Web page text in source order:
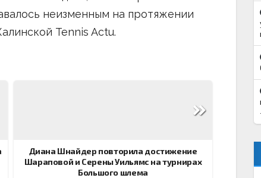
неизменным на протяжении
Tennis Actu.
Диана Шнайдер повторила достижение
Шараповой и Серены Уильямс на турнирах
Большого шлема